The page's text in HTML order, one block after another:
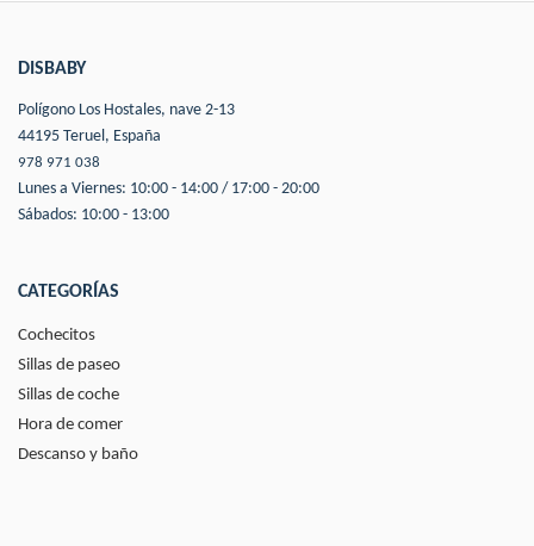
DISBABY
Polígono Los Hostales, nave 2-13
44195 Teruel, España
978 971 038
Lunes a Viernes: 10:00 - 14:00 / 17:00 - 20:00
Sábados: 10:00 - 13:00
CATEGORÍAS
Cochecitos
Sillas de paseo
Sillas de coche
Hora de comer
Descanso y baño